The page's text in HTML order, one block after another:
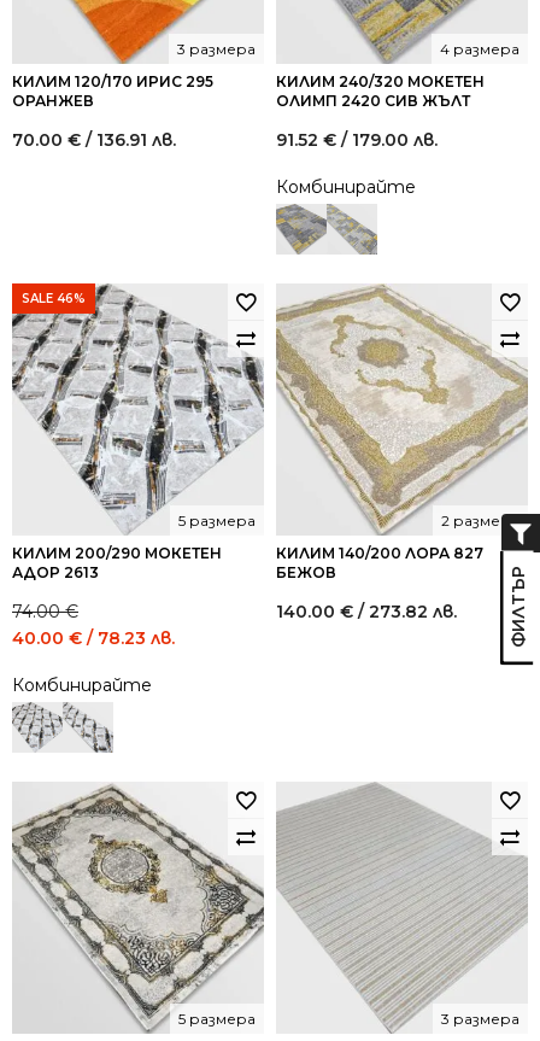
КИЛИМ 120/170 ИРИС 295
ОРАНЖЕВ
3 размера
70.00 € / 136.91 лв.
КИЛИМ 240/320 МОКЕТЕН
ОЛИМП 2420 СИВ ЖЪЛТ
4 размера
91.52 € / 179.00 лв.
Комбинирайте
SALE 46%
КИЛИМ 200/290 МОКЕТЕН
АДОР 2613
5 размера
74.00€
Original
was:
74.00 €
/
лв..
40.00 € / 78.23 лв.
Комбинирайте
КИЛИМ 140/200 ЛОРА 827
БЕЖОВ
2 размера
140.00 € / 273.82 лв.
5 размера 3 размера